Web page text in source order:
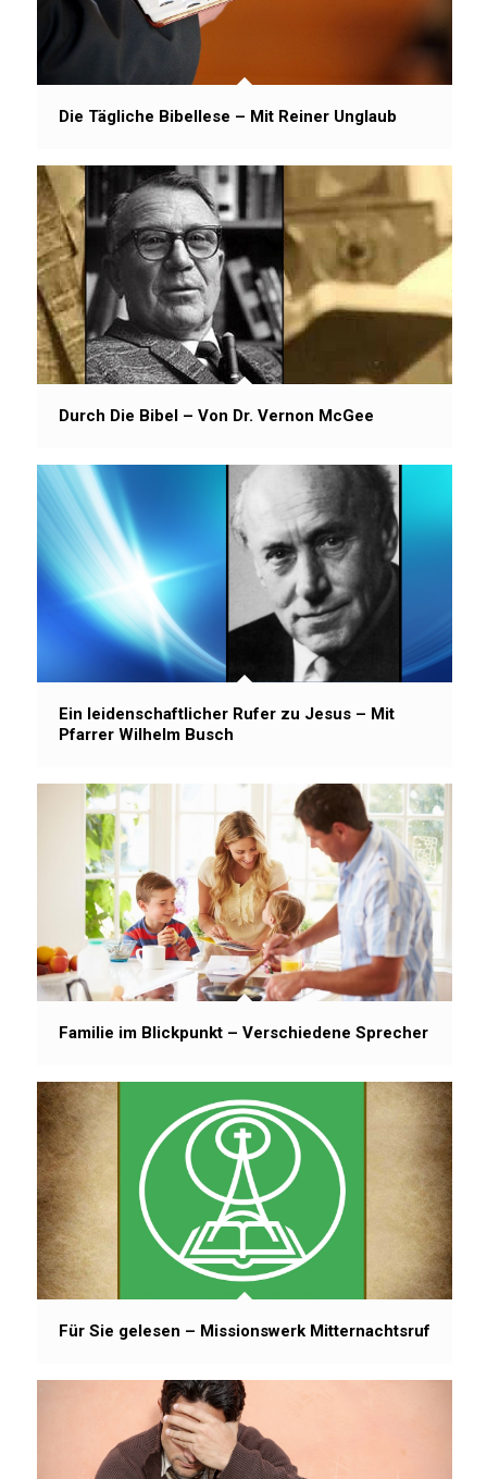
Die Tägliche Bibellese – Mit Reiner Unglaub
Durch Die Bibel – Von Dr. Vernon McGee
Ein leidenschaftlicher Rufer zu Jesus – Mit
Pfarrer Wilhelm Busch
Familie im Blickpunkt – Verschiedene Sprecher
Für Sie gelesen – Missionswerk Mitternachtsruf